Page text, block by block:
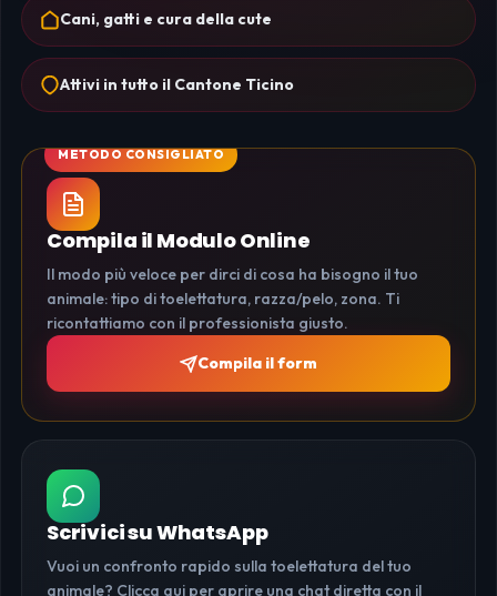
Cani, gatti e cura della cute
Attivi in tutto il Cantone Ticino
Compila il Modulo Online
Il modo più veloce per dirci di cosa ha bisogno il tuo
animale: tipo di toelettatura, razza/pelo, zona. Ti
ricontattiamo con il professionista giusto.
Compila il form
Scrivici su WhatsApp
Vuoi un confronto rapido sulla toelettatura del tuo
animale? Clicca qui per aprire una chat diretta con il